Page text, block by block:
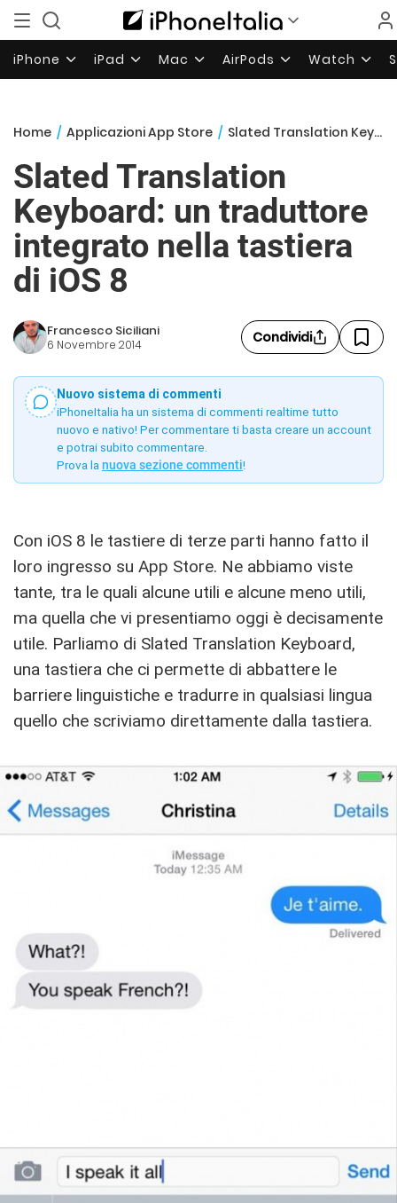
iPhone iPad Mac AirPods Watch
Home / Applicazioni App Store / Slated Translation Keyboard: un traduttore integrato nella tastiera di iOS 8
Slated Translation
Keyboard: un traduttore
integrato nella tastiera
di iOS 8
Francesco Siciliani
6 Novembre 2014 Condividi
Nuovo sistema di commenti
iPhoneItalia ha un sistema di commenti realtime tutto
nuovo e nativo! Per commentare ti basta creare un account
e potrai subito commentare.
Prova la nuova sezione commenti!
Con iOS 8 le tastiere di terze parti hanno fatto il
loro ingresso su App Store. Ne abbiamo viste
tante, tra le quali alcune utili e alcune meno utili,
ma quella che vi presentiamo oggi è decisamente
utile. Parliamo di Slated Translation Keyboard,
una tastiera che ci permette di abbattere le
barriere linguistiche e tradurre in qualsiasi lingua
quello che scriviamo direttamente dalla tastiera.